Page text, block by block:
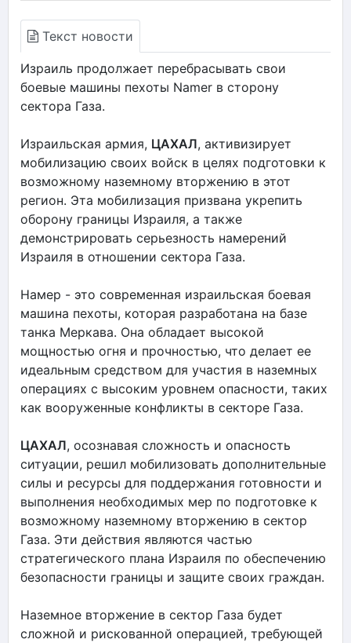
Текст новости
Израиль продолжает перебрасывать свои
боевые машины пехоты Namer в сторону
сектора Газа.
Израильская армия, ЦАХАЛ, активизирует
мобилизацию своих войск в целях подготовки к
возможному наземному вторжению в этот
регион. Эта мобилизация призвана укрепить
оборону границы Израиля, а также
демонстрировать серьезность намерений
Израиля в отношении сектора Газа.
Намер - это современная израильская боевая
машина пехоты, которая разработана на базе
танка Меркава. Она обладает высокой
мощностью огня и прочностью, что делает ее
идеальным средством для участия в наземных
операциях с высоким уровнем опасности, таких
как вооруженные конфликты в секторе Газа.
ЦАХАЛ, осознавая сложность и опасность
ситуации, решил мобилизовать дополнительные
силы и ресурсы для поддержания готовности и
выполнения необходимых мер по подготовке к
возможному наземному вторжению в сектор
Газа. Эти действия являются частью
стратегического плана Израиля по обеспечению
безопасности границы и защите своих граждан.
Наземное вторжение в сектор Газа будет
сложной и рискованной операцией, требующей